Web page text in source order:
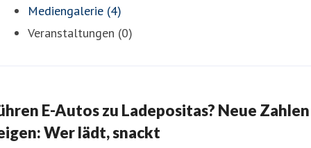
Mediengalerie (4)
Veranstaltungen (0)
E-Autos zu Ladepositas? Neue Zahlen
Wer lädt, snackt